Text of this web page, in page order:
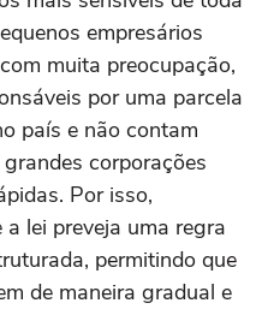
empresários
muita preocupação,
por uma parcela
país e não contam
corporações
Por isso,
lei preveja uma regra
permitindo que
de maneira gradual e